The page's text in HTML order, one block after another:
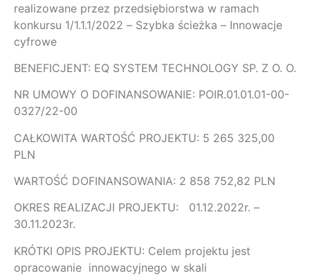
realizowane przez przedsiębiorstwa w ramach
konkursu 1/1.1.1/2022 – Szybka ścieżka – Innowacje
cyfrowe
BENEFICJENT: EQ SYSTEM TECHNOLOGY SP. Z O. O.
NR UMOWY O DOFINANSOWANIE: POIR.01.01.01-00-
0327/22-00
CAŁKOWITA WARTOŚĆ PROJEKTU: 5 265 325,00
PLN
WARTOŚĆ DOFINANSOWANIA: 2 858 752,82 PLN
OKRES REALIZACJI PROJEKTU: 01.12.2022r. –
30.11.2023r.
KRÓTKI OPIS PROJEKTU: Celem projektu jest
opracowanie innowacyjnego w skali